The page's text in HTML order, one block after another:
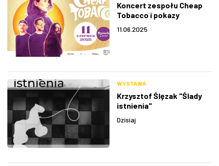
Koncert zespołu Cheap
Tobacco i pokazy
11.06.2025
WYSTAWA
Krzysztof Ślęzak "Ślady
istnienia"
Dzisiaj